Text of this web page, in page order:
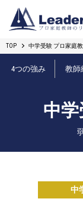
リーダーズブ
プロ教師紹介
TOP 中学受験 プロ家庭
4つの強み 教師
中
中